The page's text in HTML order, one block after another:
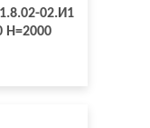
02.И1
H=2000